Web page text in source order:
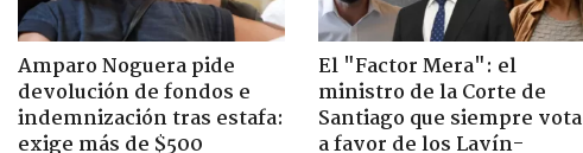
Amparo Noguera pide
devolución de fondos e
indemnización tras estafa:
exige más de $500
El "Factor Mera": el
ministro de la Corte de
Santiago que siempre vota
a favor de los Lavín-